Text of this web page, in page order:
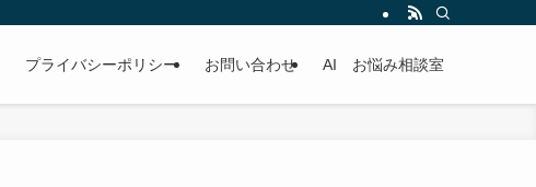
プライバシーポリシー お問い合わせ AI お悩み相談室